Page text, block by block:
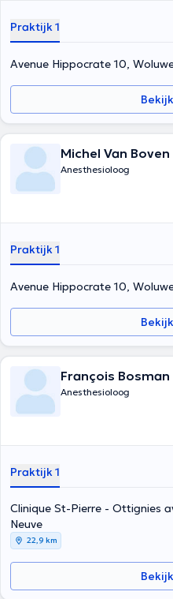
Praktijk 1
Avenue Hippocrate 10,
Michel Van Boven
Anesthesioloog
Praktijk 1
Avenue Hippocrate 10,
François Bosman
Anesthesioloog
Praktijk 1
Clinique St-Pierre - Ottignies
Neuve
22,9 km